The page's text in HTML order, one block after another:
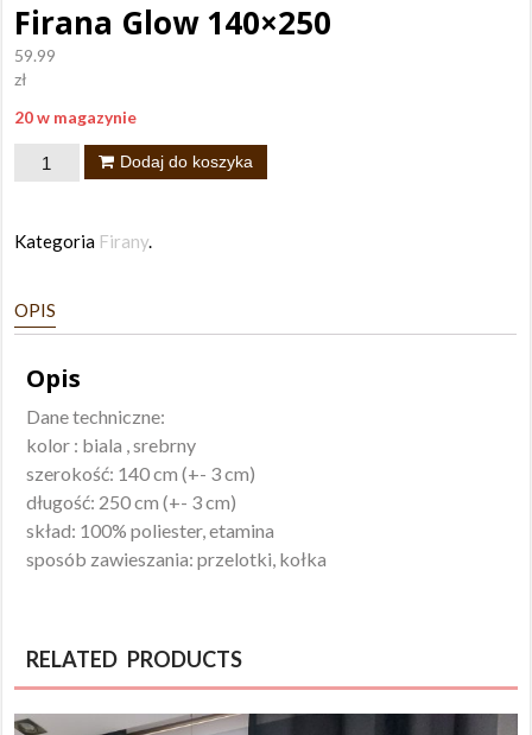
Firana Glow 140×250
59.99
zł
20 w magazynie
ilość
140x250
Dodaj do koszyka
Kategoria Firany.
OPIS
Opis
Dane techniczne:
kolor : biala , srebrny
szerokość: 140 cm (+- 3 cm)
długość: 250 cm (+- 3 cm)
skład: 100% poliester, etamina
sposób zawieszania: przelotki, kołka
RELATED PRODUCTS